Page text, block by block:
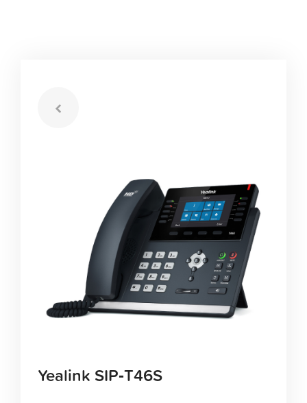
Yealink SIP‑T46S